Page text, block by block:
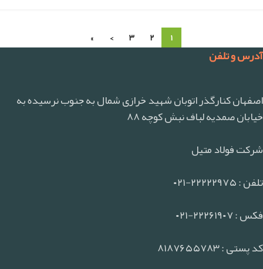
۱ ۲ ۳ ›
»
آدرس و تلفن
اصفهان کنارگذر اتوبان شهید خرازی شمال به جنوب نرسیده به
خیابان صمدیه لباف نبش کوچه ۸۸
شرکت فولاد متیل
تلفن : ۲۲۲۲۲۹۷۵-۰۲۱
فکس : ۲۲۲۶۱۹۰۷-۰۲۱
کد پستی : ۸۱۸۷۶۵۵۷۸۳